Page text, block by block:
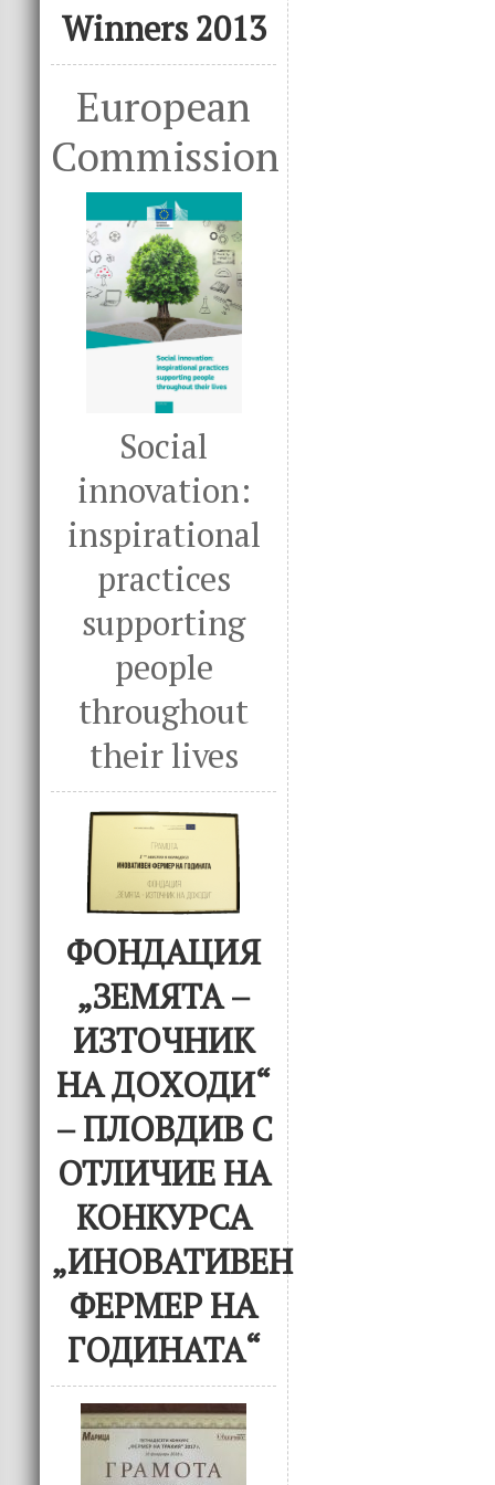
Winners 2013
European
Commission
Social
innovation:
inspirational
practices
supporting
people
throughout
their lives
ФОНДАЦИЯ
„ЗЕМЯТА –
ИЗТОЧНИК
НА ДОХОДИ“
– ПЛОВДИВ С
ОТЛИЧИЕ НА
КОНКУРСА
„ИНОВАТИВЕН
ФЕРМЕР НА
ГОДИНАТА“